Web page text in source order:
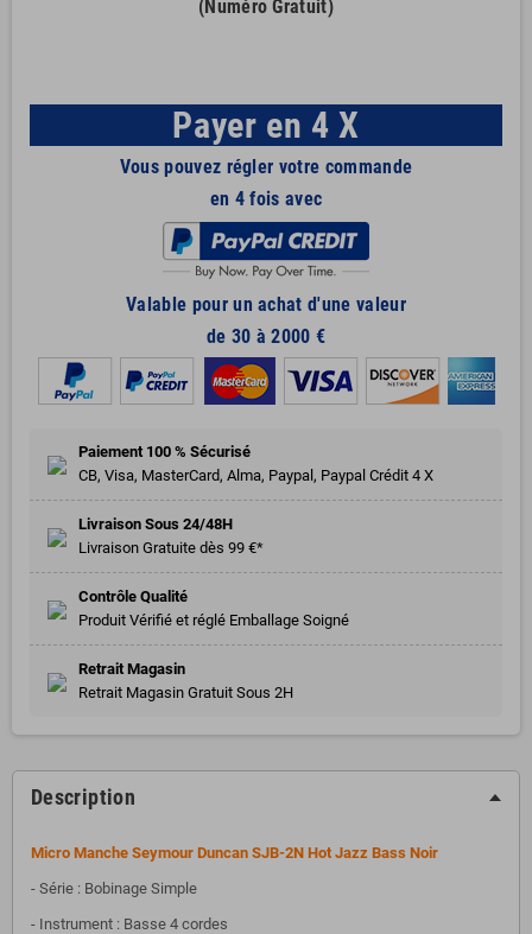
(Numéro Gratuit)
Payer en 4 X
Vous pouvez régler votre commande
en 4 fois avec
Valable pour un achat d'une valeur
de 30 à 2000 €
Paiement 100 % Sécurisé
CB, Visa, MasterCard, Alma, Paypal, Paypal Crédit 4 X
Livraison Sous 24/48H
Livraison Gratuite dès 99 €*
Contrôle Qualité
Produit Vérifié et réglé Emballage Soigné
Retrait Magasin
Retrait Magasin Gratuit Sous 2H
Description
Micro Manche Seymour Duncan SJB-2N Hot Jazz Bass Noir
- Série : Bobinage Simple
- Instrument : Basse 4 cordes